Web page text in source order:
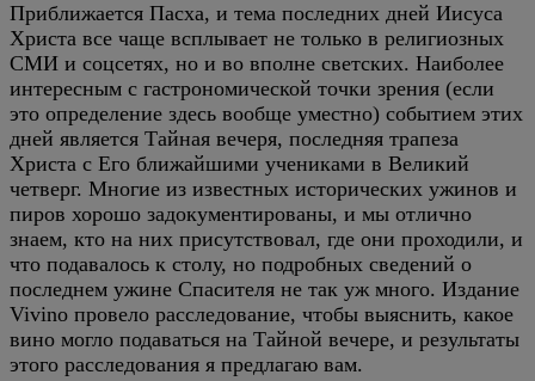
Приближается Пасха, и тема последних дней Иисуса
Христа все чаще всплывает не только в религиозных
СМИ и соцсетях, но и во вполне светских. Наиболее
интересным с гастрономической точки зрения (если
это определение здесь вообще уместно) событием этих
дней является Тайная вечеря, последняя трапеза
Христа с Его ближайшими учениками в Великий
четверг. Многие из известных исторических ужинов и
пиров хорошо задокументированы, и мы отлично
знаем, кто на них присутствовал, где они проходили, и
что подавалось к столу, но подробных сведений о
последнем ужине Спасителя не так уж много. Издание
Vivino провело расследование, чтобы выяснить, какое
вино могло подаваться на Тайной вечере, и результаты
этого расследования я предлагаю вам.